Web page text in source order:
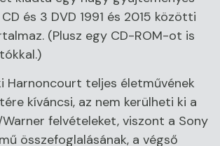
és 3 DVD 1991 és 2015 közötti
(Plusz egy CD-ROM-ot is
Harnoncourt teljes életművének
kíváncsi, az nem kerülheti ki a
felvételeket, viszont a Sony
összefoglalásának, a végső